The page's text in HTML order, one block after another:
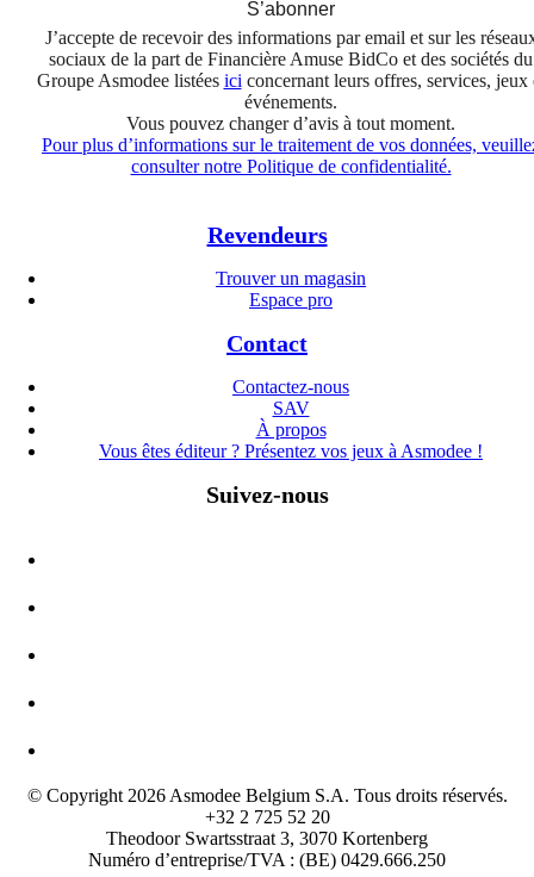
S’abonner
J’accepte de recevoir des informations par email et sur les
sociaux de la part de Financière Amuse BidCo et des sociétés du
Groupe Asmodee listées ici concernant leurs offres, services, jeux
événements.
Vous pouvez changer d’avis à tout moment.
Pour plus d’informations sur le traitement de vos données,
consulter notre Politique de confidentialité.
Revendeurs
Trouver un magasin
Espace pro
Contact
Contactez-nous
SAV
À propos
Vous êtes éditeur ? Présentez vos jeux à Asmodee !
Suivez-nous
© Copyright 2026 Asmodee Belgium S.A. Tous droits réservés.
+32 2 725 52 20
Theodoor Swartsstraat 3, 3070 Kortenberg
Numéro d’entreprise/TVA : (BE) 0429.666.250